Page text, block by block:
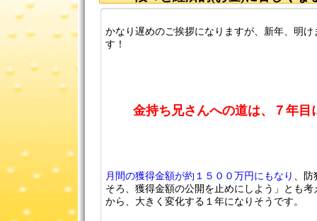
かなり遅めのご挨拶になりますが、新年、明
す！
金持ち兄さんへの道は、７年目
月間の獲得金額が約１５００万円にもなり 、防
そろ、獲得金額の公開を止めにしよう」とも
から、大きく変化する１年になりそうです。